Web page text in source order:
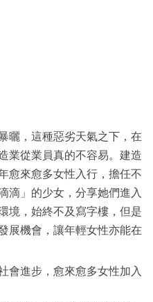
曬，這種惡劣天氣之下，在
業從業員真的不容易。建造
愈來愈多女性入行，擔任不
滴」的少女，分享她們進入
境，始終不及寫字樓，但是
展機會，讓年輕女性亦能在
會進步，愈來愈多女性加入